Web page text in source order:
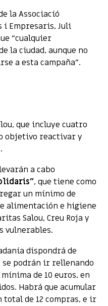
la Associació
i Empresaris, Juli
“cualquier
la ciudad, aunque no
a esta campaña”.
que incluye cuatro
objetivo reactivar y
a cabo
, que tiene como
un mínimo de
alimentación e higiene
Salou, Creu Roja y
vulnerables.
dispondrá de
se podrán ir rellenando
de 10 euros, en
Habrá que acumular
de 12 compras, e ir